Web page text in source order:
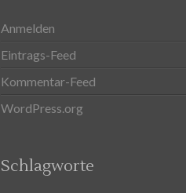
Anmelden
Eintrags-Feed
Kommentar-Feed
WordPress.org
Schlagworte